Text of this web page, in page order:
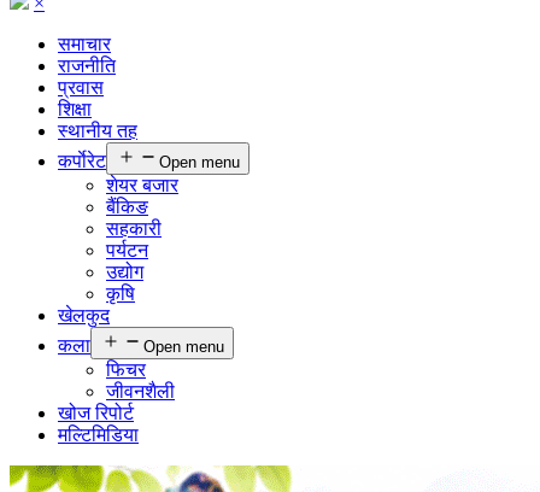
समाचार
राजनीति
प्रवास
शिक्षा
स्थानीय तह
कर्पाेरेट
Open menu
शेयर बजार
बैंकिङ
सहकारी
पर्यटन
उद्योग
कृषि
खेलकुद
कला
Open menu
फिचर
जीवनशैली
खोज रिपोर्ट
मल्टिमिडिया